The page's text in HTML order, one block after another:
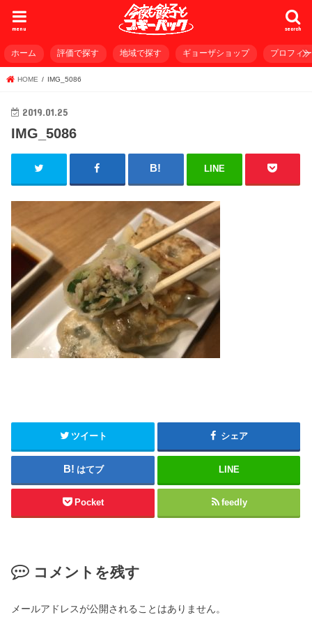
search
menu
ホーム 評価で探す 地域で探す ギョーザショップ プロフィ
HOME IMG_5086
2019.01.25
IMG_5086
LINE
ツイート シェア
はてブ LINE
Pocket feedly
コメントを残す
メールアドレスが公開されることはありません。